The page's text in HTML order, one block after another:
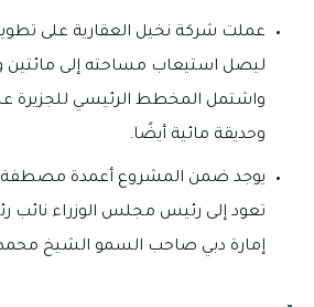
عملت شركة نخيل العقارية على
ليصل استيعاب مساحته إلى مائتين
واشتمل المخطط الرئيسي
وحديقة مائية أيضًا.
يوجد ضمن المشروع أعمدة مصطفة
تعود إلى رئيس مجلس الوزراء نائب
إمارة دبي صاحب السمو الشيخ